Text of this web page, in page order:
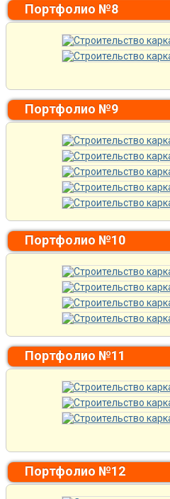
Портфолио №8
Портфолио №9
Портфолио №10
Портфолио №11
Портфолио №12